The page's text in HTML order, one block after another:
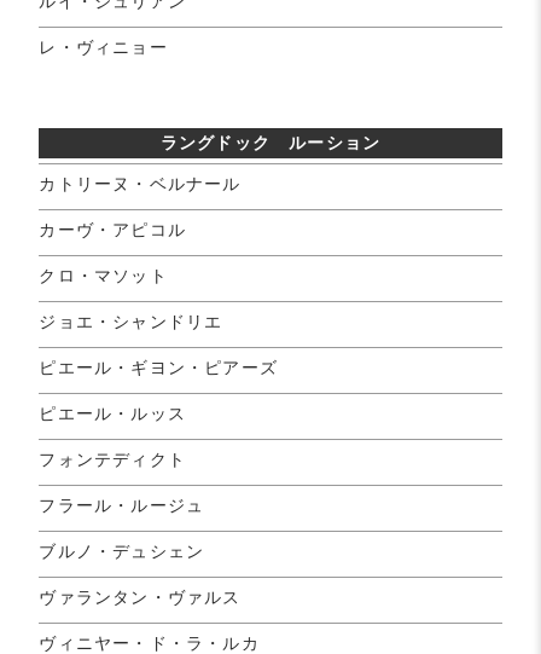
レ・ヴィニョー
ラングドック ルーション
カトリーヌ・ベルナール
カーヴ・アピコル
クロ・マソット
ジョエ・シャンドリエ
ピエール・ギヨン・ピアーズ
ピエール・ルッス
フォンテディクト
フラール・ルージュ
ブルノ・デュシェン
ヴァランタン・ヴァルス
ヴィニヤー・ド・ラ・ルカ